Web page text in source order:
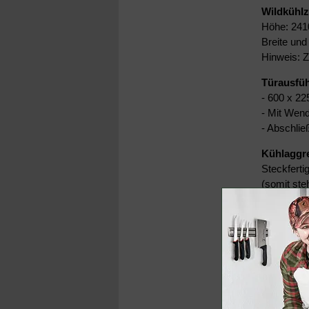
Höhe:
Breite
Hinweis:
- 600 x
- Mit
-
(somit
-
-
-Sehr
-
-
-
Wände,